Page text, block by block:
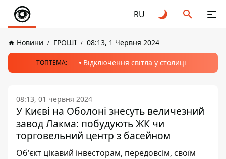
RU
Новини ГРОШІ 08:13, 1 Червня 2024
ТОПТЕМА: Відключення світла у столиці
08:13, 01 червня 2024
У Києві на Оболоні знесуть величезний
завод Лакма: побудують ЖК чи
торговельний центр з басейном
Об'єкт цікавий інвесторам, передовсім, своїм